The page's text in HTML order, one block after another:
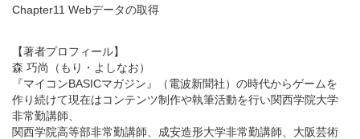
Chapter11 Webデータの取得
【著者プロフィール】
森 巧尚（もり・よしなお）
『マイコンBASICマガジン』（電波新聞社）の時代からゲームを
作り続けて現在はコンテンツ制作や執筆活動を行い関西学院大学
非常勤講師、
関西学院高等部非常勤講師、成安造形大学非常勤講師、大阪芸術